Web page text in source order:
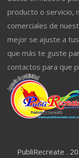
producto o servicio,
comerciales de
mejor se ajuste a
que más te guste
contactos para que
PubliRecreate .